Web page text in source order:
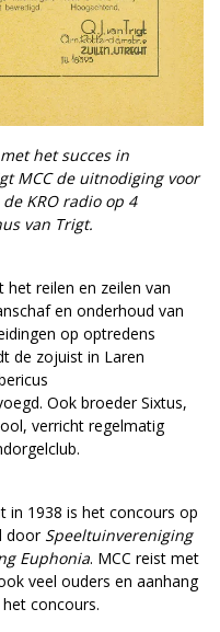
het succes in
MCC de uitnodiging voor
KRO radio op 4
van Trigt.
reilen en zeilen van
en onderhoud van
op optredens
de zojuist in Laren
Ook broeder Sixtus,
verricht regelmatig
in 1938 is het concours op
door Speeltuinvereniging
Euphonia. MCC reist met
veel ouders en aanhang
concours.